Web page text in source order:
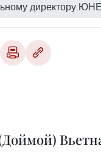
директору